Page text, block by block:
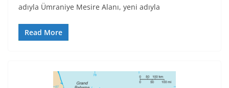
adıyla Ümraniye Mesire Alanı, yeni adıyla
Read More